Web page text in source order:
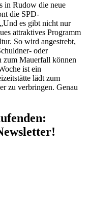
in Rudow die neue
die SPD-
es gibt nicht nur
attraktives Programm
So wird angestrebt,
oder
zum Mauerfall können
ist ein
lädt zum
zu verbringen. Genau